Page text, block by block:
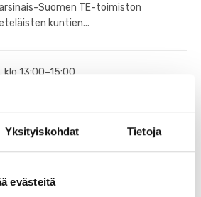
Yksityiskohdat Tietoja
evästeitä
Suomen TE-toimiston
kuntien...
klo 13:00–15:00
järjestäjinä toimivat Kemiönsaari,
ja Kaarina.